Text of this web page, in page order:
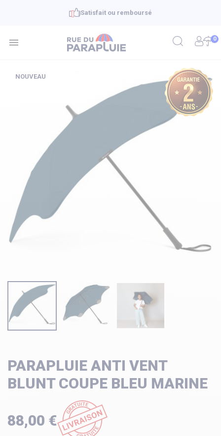
Satisfait ou remboursé
 0
NOUVEAU
PARAPLUIE ANTI VENT
BLUNT COUPE BLEU MARINE
88,00 €